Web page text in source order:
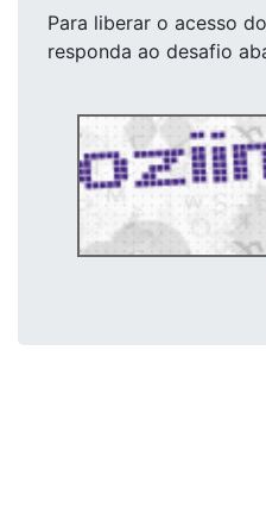
Para liberar o acesso
responda ao desafio